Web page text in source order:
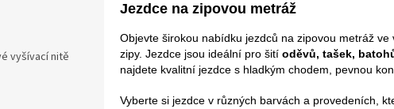
vyšívací nitě
Jezdce na zipovou metráž
Objevte širokou nabídku jezdců na zipovou metráž ve
zipy. Jezdce jsou ideální pro šití oděvů, tašek,
najdete kvalitní jezdce s hladkým chodem, pevnou
Vyberte si jezdce v různých barvách a provedeních,